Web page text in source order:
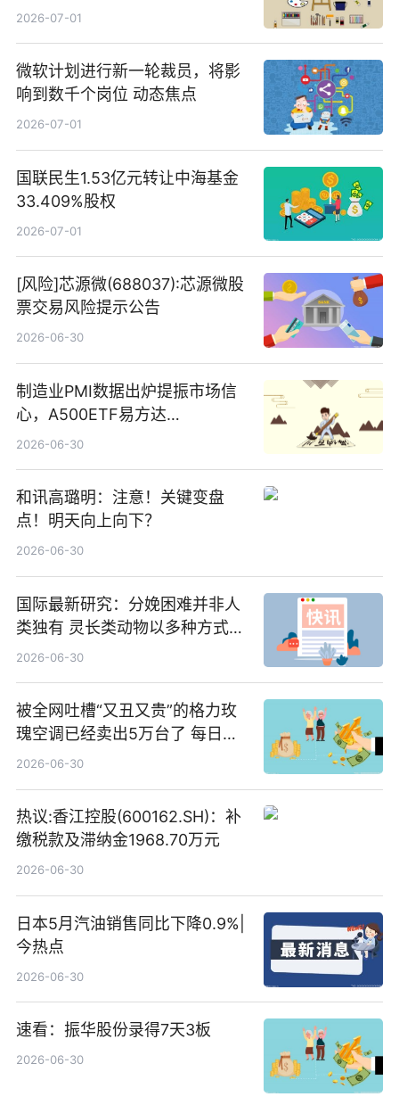
立讯精密、寒武纪、工业富联
2026-07-01
微软计划进行新一轮裁员，将影
响到数千个岗位 动态焦点
2026-07-01
国联民生1.53亿元转让中海基金
33.409%股权
2026-07-01
[风险]芯源微(688037):芯源微股
票交易风险提示公告
2026-06-30
制造业PMI数据出炉提振市场信
心，A500ETF易方达
（159361）昨日“吸金”1.7亿元-
2026-06-30
和讯高璐明：注意！关键变盘
点！明天向上向下？
2026-06-30
国际最新研究：分娩困难并非人
类独有 灵长类动物以多种方式演
化|最新消息
2026-06-30
被全网吐槽“又丑又贵”的格力玫
瑰空调已经卖出5万台了 每日热
文
2026-06-30
热议:香江控股(600162.SH)：补
缴税款及滞纳金1968.70万元
2026-06-30
日本5月汽油销售同比下降0.9%|
今热点
2026-06-30
速看：振华股份录得7天3板
2026-06-30